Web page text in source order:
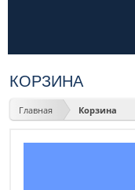
КОРЗИНА
Главная Корзина